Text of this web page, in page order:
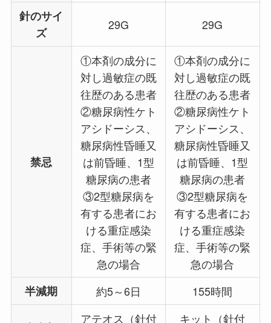
針のサイ
ズ
29G 29G
禁忌
①本剤の成分に
対し過敏症の既
往歴のある患者
②糖尿病性ケト
アシドーシス、
糖尿病性昏睡又
は前昏睡、1型
糖尿病の患者
③2型糖尿病を
有する患者にお
ける重症感染
症、手術等の緊
急の場合
①本剤の成分に
対し過敏症の既
往歴のある患者
②糖尿病性ケト
アシドーシス、
糖尿病性昏睡又
は前昏睡、1型
糖尿病の患者
③2型糖尿病を
有する患者にお
ける重症感染
症、手術等の緊
急の場合
半減期
約5～6日 155時間
アテオス（針付 キット（針付